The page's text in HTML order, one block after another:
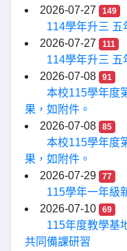
2026-07-27
149
114學年升三 五
2026-07-27
111
114學年升三 五
2026-07-08
91
本校115學年度
果，如附件。
2026-07-08
85
本校115學年度
果，如附件。
2026-07-29
77
115學年一年級
2026-07-10
69
115年度教學基
共同備課研習